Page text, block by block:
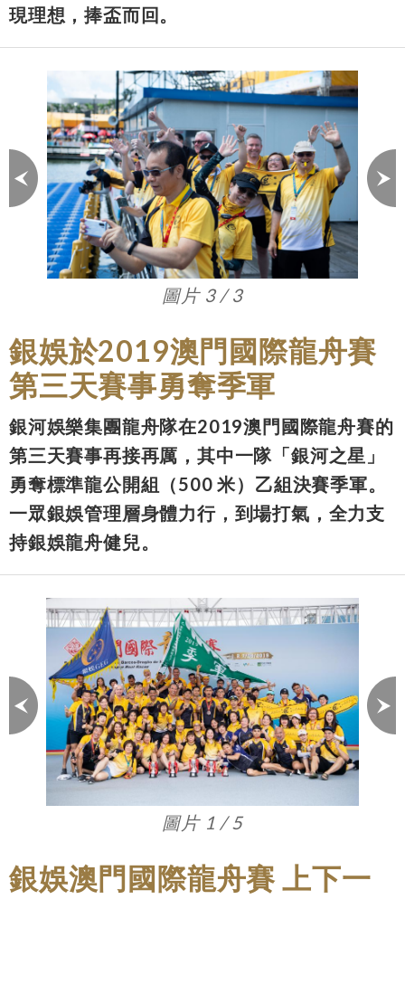
現理想，捧盃而回。
圖片 3 / 3
銀娛於2019澳門國際龍舟賽
第三天賽事勇奪季軍
銀河娛樂集團龍舟隊在2019澳門國際龍舟賽的
第三天賽事再接再厲，其中一隊「銀河之星」
勇奪標準龍公開組（500 米）乙組決賽季軍。
一眾銀娛管理層身體力行，到場打氣，全力支
持銀娛龍舟健兒。
圖片 1 / 5
銀娛澳門國際龍舟賽 上下一